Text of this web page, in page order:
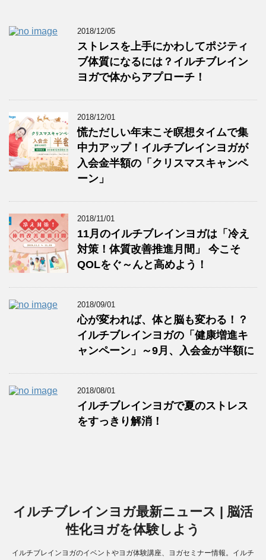
2018/12/05
ストレスを上手にかわしてポジティ
ブ体質になるには？イルチブレイン
ヨガで体からアプローチ！
2018/12/01
慌ただしい年末こそ瞑想タイムで集
中力アップ！イルチブレインヨガが
入会金半額の「クリスマスキャンペ
ーン」
2018/11/01
11月のイルチブレインヨガは「冷え
対策！体質改善推進月間」 今こそ
QOLをぐ～んと高めよう！
2018/09/01
心が変われば、体と脳も変わる！？
イルチブレインヨガの「健康増進キ
ャンペーン」～9月、入会金が半額に
2018/08/01
イルチブレインヨガで夏のストレス
をすっきり解消！
イルチブレインヨガ最新ニュース | 脳活
性化ヨガを体験しよう
イルチブレインヨガのイベントやヨガ体験講座、ヨガセミナー情報。イルチ